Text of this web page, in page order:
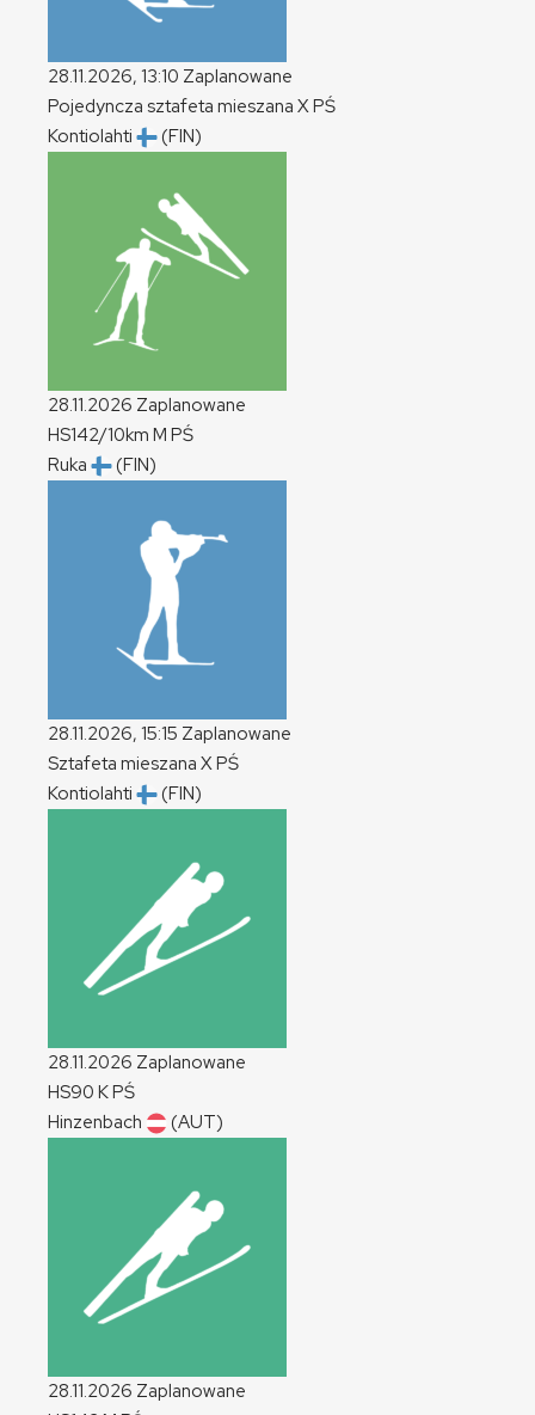
28.11.2026, 13:10 Zaplanowane
Pojedyncza sztafeta mieszana XPŚ
Kontiolahti
(FIN)
28.11.2026 Zaplanowane
HS142/10km M PŚ
Ruka
(FIN)
28.11.2026, 15:15 Zaplanowane
Sztafeta mieszana XPŚ
Kontiolahti
(FIN)
28.11.2026 Zaplanowane
HS90 KPŚ
Hinzenbach
(AUT)
28.11.2026 Zaplanowane